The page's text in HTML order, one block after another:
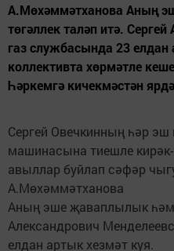
А.Мөхәммәтханова Аның
төгәллек таләп итә.
газ службасында 23 елдан
коллективта хөрмәтле
Һәркемгә кичекмәстән
Сергей Овечкинның һәр
машинасына тиешле
авыллар буйлап сәфәр
А.Мөхәммәтханова
Аның эше җаваплылык һәм
Александрович
елдан артык хезмәт куя.